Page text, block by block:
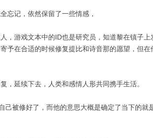
忘记，依然保留了一些情感，
，游戏文本中的ID也是研究员，知道黎在镇子上
予在合适的时候修复提比和诗音那的愿望，但在
，延续下去，人类和感情人形共同携手生活。
己被修好了，而他的意思大概是确定了当下的就